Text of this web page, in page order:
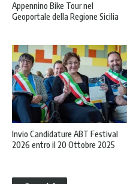
Appennino Bike Tour nel
Geoportale della Regione Sicilia
Invio Candidature ABT Festival
2026 entro il 20 Ottobre 2025